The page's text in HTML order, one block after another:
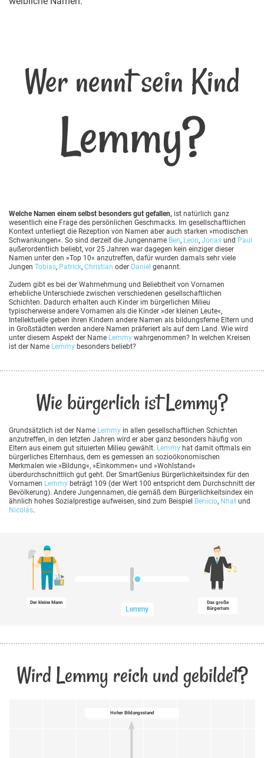
Wer nennt sein Kind
Lemmy?
Welche Namen einem selbst besonders gut gefallen, ist natürlich ganz
wesentlich eine Frage des persönlichen Geschmacks. Im gesellschaftlichen
Kontext unterliegt die Rezeption von Namen aber auch starken »modischen
Schwankungen«. So sind derzeit die Jungenname Ben, Leon, Jonas und Paul
außerordentlich beliebt, vor 25 Jahren war dagegen kein einziger dieser
Namen unter den »Top 10« anzutreffen, dafür wurden damals sehr viele
Jungen Tobias, Patrick, Christian oder Daniel genannt.
Zudem gibt es bei der Wahrnehmung und Beliebtheit von Vornamen
erhebliche Unterschiede zwischen verschiedenen gesellschaftlichen
Schichten. Dadurch erhalten auch Kinder im bürgerlichen Milieu
typischerweise andere Vornamen als die Kinder »der kleinen Leute«,
Intellektuelle geben ihren Kindern andere Namen als bildungsferne Eltern und
in Großstädten werden andere Namen präferiert als auf dem Land. Wie wird
unter diesem Aspekt der Name Lemmy wahrgenommen? In welchen Kreisen
ist der Name Lemmy besonders beliebt?
Wie bürgerlich ist Lemmy?
Grundsätzlich ist der Name Lemmy in allen gesellschaftlichen Schichten
anzutreffen, in den letzten Jahren wird er aber ganz besonders häufig von
Eltern aus einem gut situierten Milieu gewählt. Lemmy hat damit oftmals ein
bürgerliches Elternhaus, dem es gemessen an sozioökonomischen
Merkmalen wie »Bildung«, »Einkommen« und »Wohlstand«
überdurchschnittlich gut geht. Der SmartGenius Bürgerlichkeitsindex für den
Vornamen Lemmy beträgt 109 (der Wert 100 entspricht dem Durchschnitt der
Bevölkerung). Andere Jungennamen, die gemäß dem Bürgerlichkeitsindex ein
ähnlich hohes Sozialprestige aufweisen, sind zum Beispiel Benicio, Nhat und
Nicolás.
Der kleine Mann
Lemmy
Das große
Bürgertum
Wird Lemmy reich und gebildet?
Hoher Bildungsstand